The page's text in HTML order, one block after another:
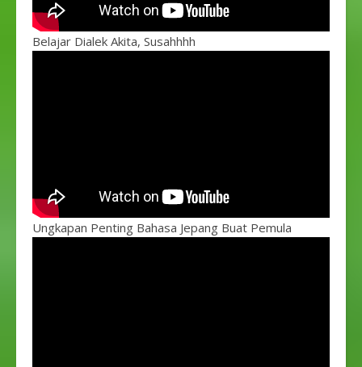
Belajar Dialek Akita, Susahhhh
Ungkapan Penting Bahasa Jepang Buat Pemula